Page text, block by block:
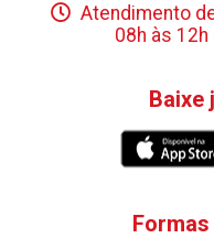
Atendimento
08h às
Baixe